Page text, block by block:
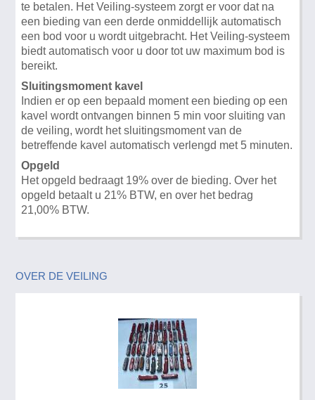
te betalen. Het Veiling-systeem zorgt er voor dat na
een bieding van een derde onmiddellijk automatisch
een bod voor u wordt uitgebracht. Het Veiling-systeem
biedt automatisch voor u door tot uw maximum bod is
bereikt.
Sluitingsmoment kavel
Indien er op een bepaald moment een bieding op een
kavel wordt ontvangen binnen 5 min voor sluiting van
de veiling, wordt het sluitingsmoment van de
betreffende kavel automatisch verlengd met 5 minuten.
Opgeld
Het opgeld bedraagt 19% over de bieding. Over het
opgeld betaalt u 21% BTW, en over het bedrag
21,00% BTW.
OVER DE VEILING